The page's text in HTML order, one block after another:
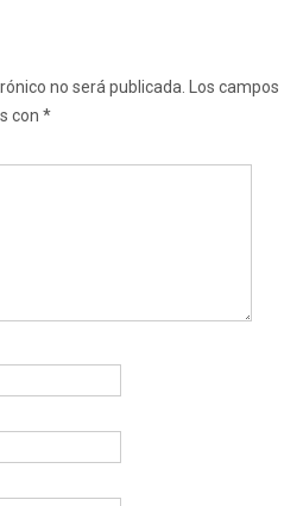
no será publicada.
Los campos
con *